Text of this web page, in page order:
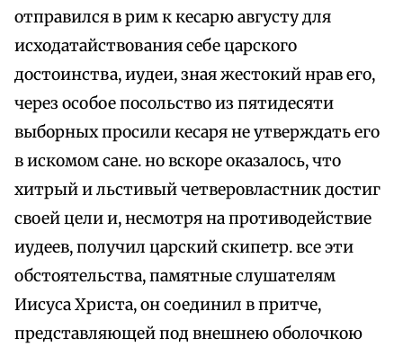
отправился в рим к кесарю августу для
исходатайствования себе царского
достоинства, иудеи, зная жестокий нрав его,
через особое посольство из пятидесяти
выборных просили кесаря не утверждать его
в искомом сане. но вскоре оказалось, что
хитрый и льстивый четверовластник достиг
своей цели и, несмотря на противодействие
иудеев, получил царский скипетр. все эти
обстоятельства, памятные слушателям
Иисуса Христа, он соединил в притче,
представляющей под внешнею оболочкою